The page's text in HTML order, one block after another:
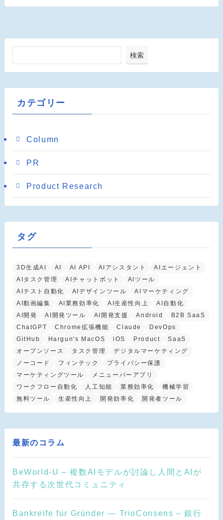
検索
カテゴリー
Column
PR
Product Research
タグ
3D生成AI AI AI API AIアシスタント
AIエージェント
AIタスク管理
AIチャットボット
AIツール
AIテスト自動化
AIデザインツール
AIマーケティング
AI動画編集
AI業務効率化 AI生産性向上
AI自動化
AI開発
AI開発ツール AI開発支援 Android
B2B SaaS
ChatGPT
Chrome拡張機能 Claude
DevOps
GitHub
Hargun's MacOS iOS Product
SaaS
オープンソース
タスク管理
デジタルマーケティング
ノーコード
フィンテック
プライバシー保護
マーケティングツール
メニューバーアプリ
ワークフロー自動化
人工知能 業務効率化
機械学習
無料ツール
生産性向上 開発効率化 開発者ツール
最新のコラム
BeWorld-U – 複数AIモデルが討論し人間とAIが
共存する次世代コミュニティ
Bankreife für Gründer — TrioConsens – 銀行